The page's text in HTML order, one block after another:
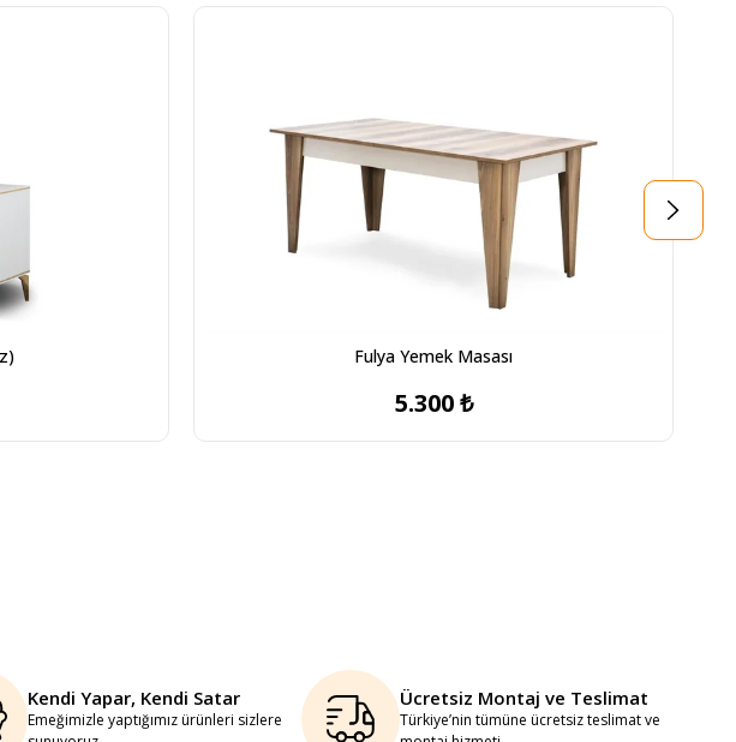
Fulya Yemek Masası
5.300 ₺
Kendi Yapar, Kendi Satar
Emeğimizle yaptığımız ürünleri sizlere
Ücretsiz Montaj ve Teslimat
Türkiye’nin tümüne ücretsiz teslimat ve